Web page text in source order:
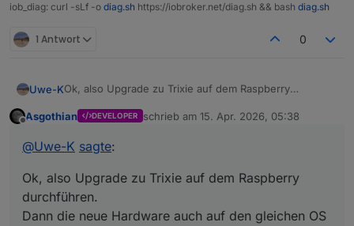
iob_diag: curl -sLf -o diag.sh https://iobroker.net/diag.sh && bash diag.sh
1 Antwort 0
Uwe-KOk, also Upgrade zu Trixie auf dem Raspberry
Dann die neue Hardware auch auf den gleichen OS ,
Ich hatte gedacht ich könnte mir evtl das Upgrade auf
aber gleiche IOB, Debmatic etc version wie auf dem PI,
HW einspielen
Asgothian DEVELOPER schrieb am 15. Apr. 2026, 05:38
zuletzt editiert von
@Uwe-K sagte:
Ok, also Upgrade zu Trixie auf dem Raspberry
durchführen.
Dann die neue Hardware auch auf den gleichen OS